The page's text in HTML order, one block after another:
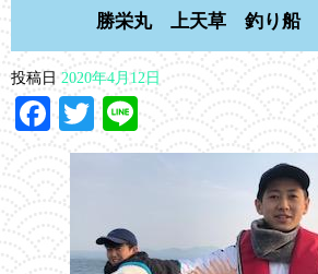
勝栄丸 上天草 釣り船
投稿日 2020年4月12日
Facebook
Twitter
Line